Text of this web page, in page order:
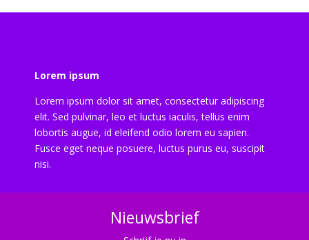
Lorem ipsum
Lorem ipsum dolor sit amet, consectetur adipiscing
elit. Sed pulvinar, leo et luctus iaculis, tellus enim
lobortis augue, id eleifend odio lorem eu sapien.
Fusce eget neque posuere, luctus purus eu, suscipit
nisi.
Nieuwsbrief